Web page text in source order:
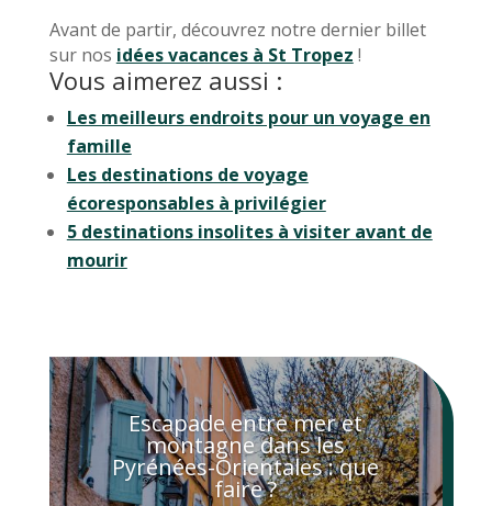
Avant de partir, découvrez notre dernier billet
sur nos idées vacances à St Tropez !
Vous aimerez aussi :
Les meilleurs endroits pour un voyage en
famille
Les destinations de voyage
écoresponsables à privilégier
5 destinations insolites à visiter avant de
mourir
Escapade entre mer et
montagne dans les
Pyrénées-Orientales : que
faire ?